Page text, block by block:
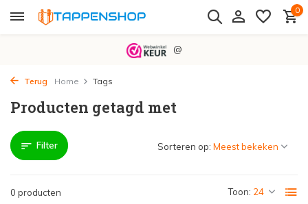
0
@
Terug Home Tags
Producten getagd met
Filter
0 producten Toon:
Sorteren op: